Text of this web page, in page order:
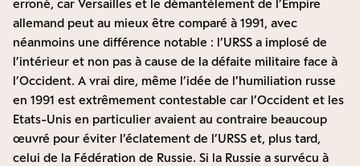
erroné, car Versailles et le démantèlement de l’Empire
allemand peut au mieux être comparé à 1991, avec
néanmoins une différence notable : l’URSS a implosé de
l’intérieur et non pas à cause de la défaite militaire face à
l’Occident. A vrai dire, même l’idée de l’humiliation russe
en 1991 est extrêmement contestable car l’Occident et les
Etats-Unis en particulier avaient au contraire beaucoup
œuvré pour éviter l’éclatement de l’URSS et, plus tard,
celui de la Fédération de Russie. Si la Russie a survécu à